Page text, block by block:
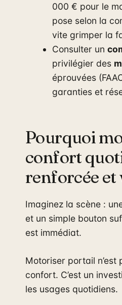
000 € pour le
pose selon la
vite grimper la
Consulter un
privilégier des
éprouvées
garanties et
Pourquoi
confort
renforcée et
Imaginez la scène :
et un simple bouton
est immédiat.
Motoriser portail n’est
confort. C’est un
les usages quotidiens.